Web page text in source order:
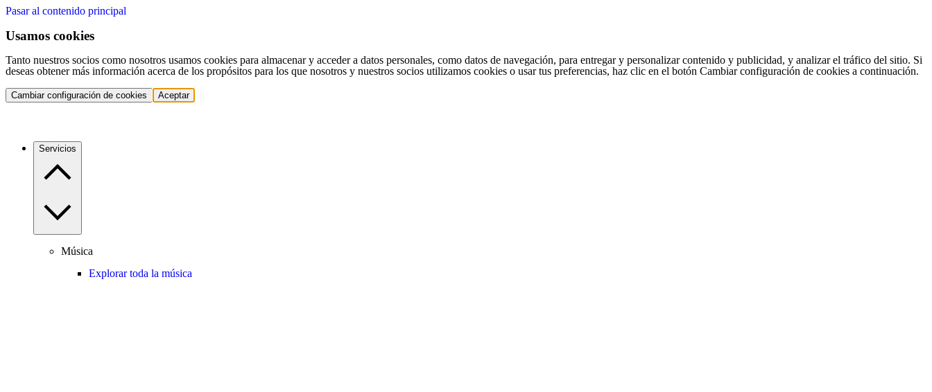
Pasar al contenido principal
Usamos cookies
Tanto nuestros socios como nosotros usamos cookies para almacenar y acceder a datos personales, como datos de navegación, para entregar y personalizar contenido y publicidad, y analizar el tráfico del sitio. Si
deseas obtener más información acerca de los propósitos para los que nosotros y nuestros socios utilizamos cookies o usar tus preferencias, haz clic en el botón Cambiar configuración de cookies a continuación.
Cambiar configuración de cookies Aceptar
Servicios
Música
Explorar toda la música